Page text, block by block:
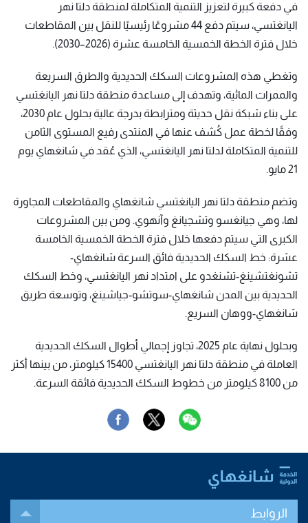
في دفعة كبيرة لتعزيز التنمية المتكاملة لمنطقة دلتا نهر
اليانغتسي، سيتم دفع 44 مشروعًا رئيسيًا للنقل بين المقاطعات
خلال فترة الخطة الخمسية الخامسة عشرة (2026–2030).
وتغطي هذه المشروعات السكك الحديدية والطرق السريعة
والممرات المائية، وتهدف إلى مساعدة منطقة دلتا نهر اليانغتسي
على بناء شبكة نقل حديثة ومترابطة بدرجة عالية بحلول عام 2030،
وفقًا لخطة عمل كُشف عنها في المنتدى رفيع المستوى الثامن
للتنمية المتكاملة لدلتا نهر اليانغتسي، الذي عُقد في شانغهاي يوم
21 مايو.
وتضم منطقة دلتا نهر اليانغتسي شانغهاي والمقاطعات المجاورة
لها، وهي جيانغسو وتشجيانغ وآنهوي. ومن بين المشروعات
الكبرى التي سيتم دفعها خلال فترة الخطة الخمسية الخامسة
عشرة: خط السكك الحديدية فائق السرعة شانغهاي-
تشونغتشينغ-تشنغدو على امتداد نهر اليانغتسي، وخط السكك
الحديدية بين المدن شانغهاي-سوتشو-جياشينغ، وتوسعة طريق
شانغهاي-ووهان السريع.
وبحلول نهاية عام 2025، تجاوز إجمالي أطوال السكك الحديدية
العاملة في منطقة دلتا نهر اليانغتسي 15400 كيلومتر، من بينها أكثر
من 8100 كيلومتر من خطوط السكك الحديدية فائقة السرعة.
الروابط